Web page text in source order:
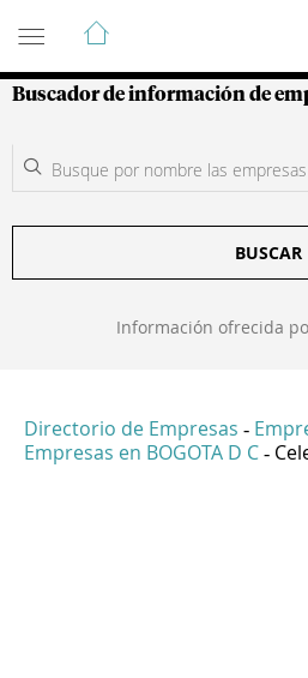
Guía de Empresas
Buscador de información de
BUSCAR
Información ofrecida
Directorio de Empresas -
Empresas en BOGOTA D C -